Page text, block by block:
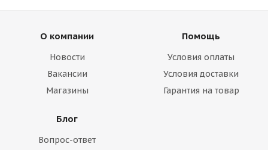
О компании
Новости
Вакансии
Магазины
Помощь
Условия оплаты
Условия доставки
Гарантия на товар
Блог
Вопрос-ответ